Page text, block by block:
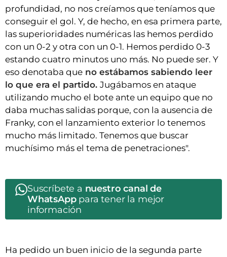
profundidad, no nos creíamos que teníamos que
conseguir el gol. Y, de hecho, en esa primera parte,
las superioridades numéricas las hemos perdido
con un 0-2 y otra con un 0-1. Hemos perdido 0-3
estando cuatro minutos uno más. No puede ser. Y
eso denotaba que no estábamos sabiendo leer
lo que era el partido. Jugábamos en ataque
utilizando mucho el bote ante un equipo que no
daba muchas salidas porque, con la ausencia de
Franky, con el lanzamiento exterior lo tenemos
mucho más limitado. Tenemos que buscar
muchísimo más el tema de penetraciones".
Suscríbete a nuestro canal de
WhatsApppara tener la mejor
información
Ha pedido un buen inicio de la segunda parte